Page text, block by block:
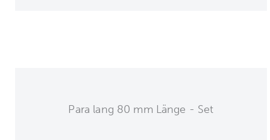
Para lang 80 mm Länge - Set